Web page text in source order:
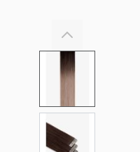
View larger